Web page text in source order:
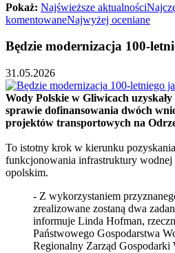
Pokaż: Najświeższe aktualności
komentowaneNajwyżej oceniane
Będzie modernizacja 100-
31.05.2026
Wody Polskie w Gliwicach
sprawie dofinansowania dwóch
projektów transportowych na
To istotny krok w kierunku
funkcjonowania infrastruktury
opolskim.
- Z wykorzystaniem
zrealizowane zostaną dwa
informuje Linda Hofman,
Państwowego Gospodarstwa
Regionalny Zarząd